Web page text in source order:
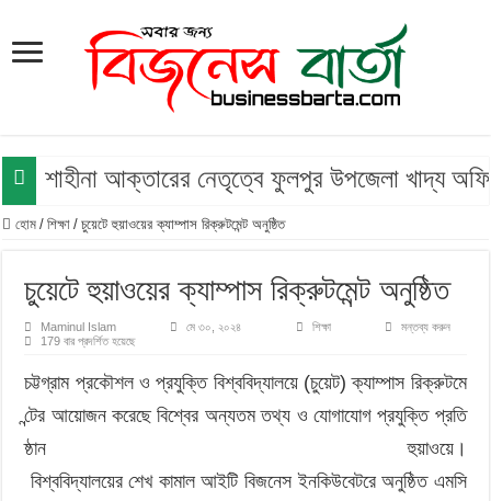
শাহীনা আক্তারের নেতৃত্বে ফুলপুর উপজেলা খাদ্য
হোম / শিক্ষা / চুয়েটে হুয়াওয়ের ক্যাম্পাস রিক্রুটমেন্ট অনুষ্ঠিত
চুয়েটে হুয়াওয়ের ক্যাম্পাস রিক্রুটমেন্ট অনুষ্ঠিত
Maminul Islam মে ৩০, ২০২৪ শিক্ষা
মন্তব্য করুন
179 বার প্রদর্শিত হয়েছে
চট্টগ্রাম প্রকৌশল ও প্রযুক্তি বিশ্ববিদ্যালয়ে (চুয়েট) ক্যাম্পাস রিক্রুটমে
ন্টের আয়োজন করেছে বিশ্বের অন্যতম তথ্য ও যোগাযোগ প্রযুক্তি প্রতি
ষ্ঠান হুয়াওয়ে।
বিশ্ববিদ্যালয়ের শেখ কামাল আইটি বিজনেস ইনকিউবেটরে অনুষ্ঠিত এমসি